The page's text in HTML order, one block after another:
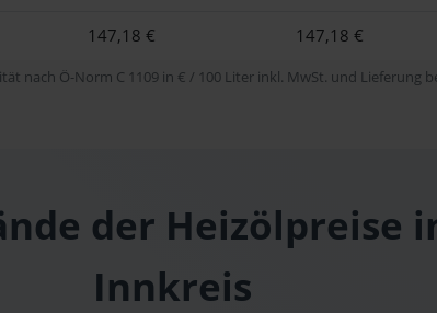
147,18 € 147,18 €
nach Ö-Norm C 1109 in € / 100 Liter inkl. MwSt. und Lieferung
der Heizölpreise
Innkreis